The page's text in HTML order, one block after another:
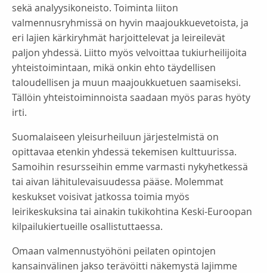
sekä analyysikoneisto. Toiminta liiton
valmennusryhmissä on hyvin maajoukkuevetoista, ja
eri lajien kärkiryhmät harjoittelevat ja leireilevät
paljon yhdessä. Liitto myös velvoittaa tukiurheilijoita
yhteistoimintaan, mikä onkin ehto täydellisen
taloudellisen ja muun maajoukkuetuen saamiseksi.
Tällöin yhteistoiminnoista saadaan myös paras hyöty
irti.
Suomalaiseen yleisurheiluun järjestelmistä on
opittavaa etenkin yhdessä tekemisen kulttuurissa.
Samoihin resursseihin emme varmasti nykyhetkessä
tai aivan lähitulevaisuudessa pääse. Molemmat
keskukset voisivat jatkossa toimia myös
leirikeskuksina tai ainakin tukikohtina Keski-Euroopan
kilpailukiertueille osallistuttaessa.
Omaan valmennustyöhöni peilaten opintojen
kansainvälinen jakso terävöitti näkemystä lajimme